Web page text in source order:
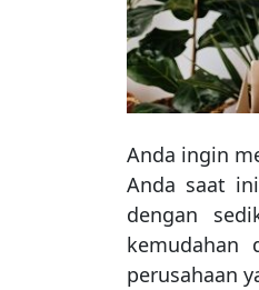
Anda ingin
Anda saat
dengan
kemudahan
perusahaan